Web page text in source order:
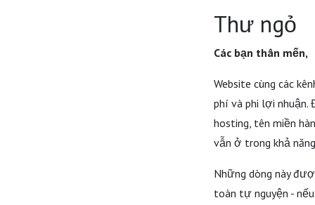
Thư ngỏ
Các bạn thân mến,
Website cùng các
phí và phi lợi nhuận.
hosting, tên miền
vẫn ở trong khả
Những dòng này
toàn tự nguyện -